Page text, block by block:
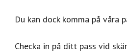
Du kan dock komma på våra
Checka in på ditt pass vid